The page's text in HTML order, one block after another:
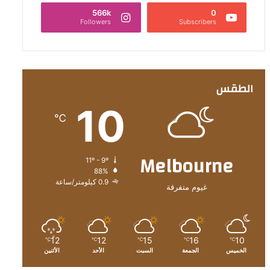
0
Subscribers
566k
Followers
الطقس
Melbourne
غيوم متفرقة
10
℃
88%
0.9 كيلومتر/ساعة
10
℃
الخميس
16
℃
الجمعة
15
℃
السبت
12
℃
الأحد
12
℃
الأثنين